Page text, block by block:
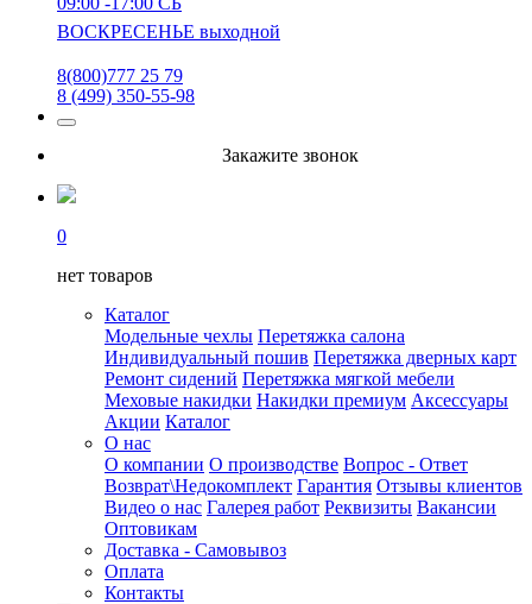
ВОСКРЕСЕНЬЕ выходной
8(800)777 25 79
8 (499) 350-55-98
Закажите звонок
0
нет товаров
Каталог
Модельные чехлы Перетяжка салона
Индивидуальный пошив Перетяжка дверных карт
Ремонт сидений Перетяжка мягкой мебели
Меховые накидки Накидки премиум Аксессуары
Акции Каталог
О нас
О компании О производстве Вопрос - Ответ
Возврат\Недокомплект Гарантия Отзывы клиентов
Видео о нас Галерея работ Реквизиты Вакансии
Оптовикам
Доставка - Самовывоз
Оплата
Контакты